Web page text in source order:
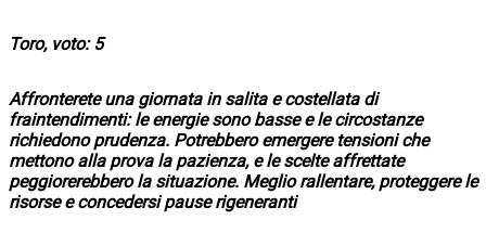
Toro, voto: 5
Affronterete una giornata in salita e costellata di
fraintendimenti: le energie sono basse e le circostanze
richiedono prudenza. Potrebbero emergere tensioni che
mettono alla prova la pazienza, e le scelte affrettate
peggiorerebbero la situazione. Meglio rallentare, proteggere le
risorse e concedersi pause rigeneranti